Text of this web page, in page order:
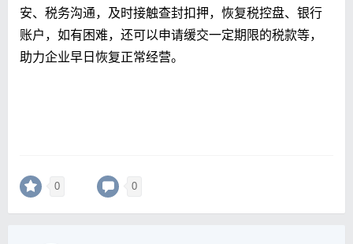
安、税务沟通，及时接触查封扣押，恢复税控盘、银行
账户，如有困难，还可以申请缓交一定期限的税款等，
助力企业早日恢复正常经营。
0 0